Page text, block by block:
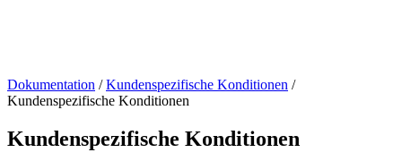
Dokumentation / Kundenspezifische Konditionen /
Kundenspezifische Konditionen
Kundenspezifische Konditionen